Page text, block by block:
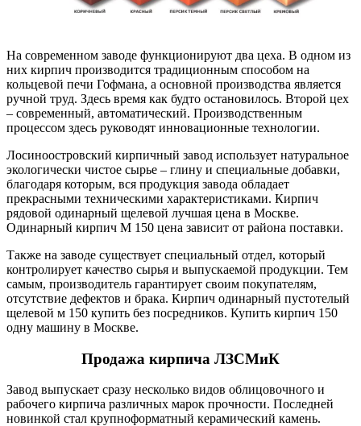
На современном заводе функционируют два цеха. В одном из
них кирпич производится традиционным способом на
кольцевой печи Гофмана, а основной производства является
ручной труд. Здесь время как будто остановилось. Второй цех
– современный, автоматический. Производственным
процессом здесь руководят инновационные технологии.
Лосиноостровский кирпичный завод использует натуральное
экологически чистое сырье – глину и специальные добавки,
благодаря которым, вся продукция завода обладает
прекрасными техническими характеристиками. Кирпич
рядовой одинарный щелевой лучшая цена в Москве.
Одинарный кирпич М 150 цена зависит от района поставки.
Также на заводе существует специальный отдел, который
контролирует качество сырья и выпускаемой продукции. Тем
самым, производитель гарантирует своим покупателям,
отсутствие дефектов и брака. Кирпич одинарный пустотелый
щелевой м 150 купить без посредников. Купить кирпич 150
одну машину в Москве.
Продажа кирпича ЛЗСМиК
Завод выпускает сразу несколько видов облицовочного и
рабочего кирпича различных марок прочности. Последней
новинкой стал крупноформатный керамический камень.